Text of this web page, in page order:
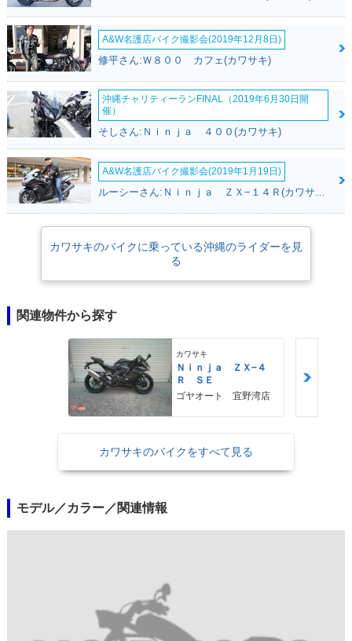
A&W名護店バイク撮影会(2019年12月8日)
修平さん:Ｗ８００ カフェ(カワサキ)
沖縄チャリティーランFINAL（2019年6月30日開
催）
そしさん:Ｎｉｎｊａ ４００(カワサキ)
A&W名護店バイク撮影会(2019年1月19日)
カワサキのバイクに乗っている沖縄のライダーを見
る
関連物件から探す
カワサキ
Ｎｉｎｊａ ＺＸ−４
Ｒ ＳＥ
ゴヤオート 宜野湾店
カワサキのバイクをすべて見る
モデル／カラー／関連情報